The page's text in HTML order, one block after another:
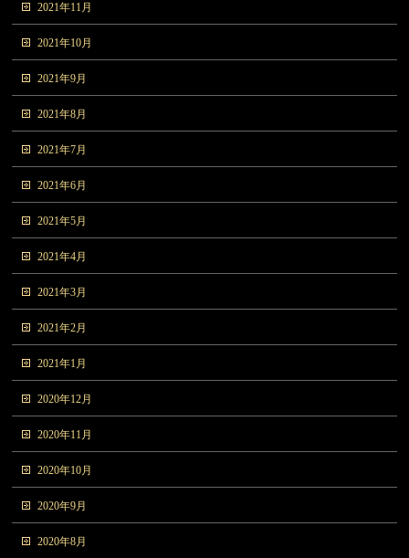
2021年11月
2021年10月
2021年9月
2021年8月
2021年7月
2021年6月
2021年5月
2021年4月
2021年3月
2021年2月
2021年1月
2020年12月
2020年11月
2020年10月
2020年9月
2020年8月